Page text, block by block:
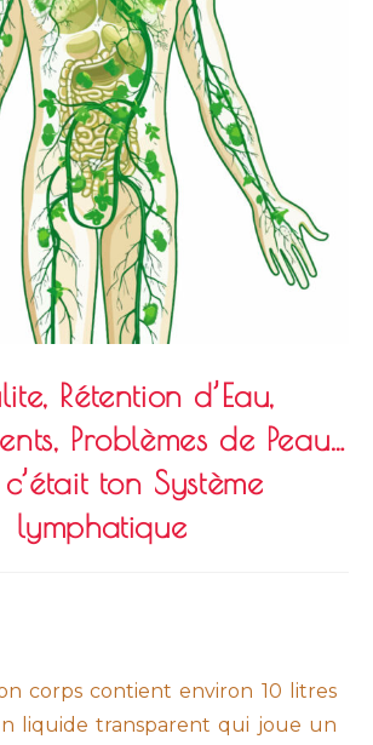
Rétention d’Eau,
Problèmes de Peau…
ton Système
lymphatique
corps contient environ 10 litres
liquide transparent qui joue un